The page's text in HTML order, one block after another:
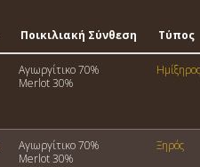
Ποικιλιακή Σύνθεση Τύπος
Αγιωργίτικο 70%
Merlot 30%
Ημίξηρος
Αγιωργίτικο 70%
Merlot 30%
Ξηρός